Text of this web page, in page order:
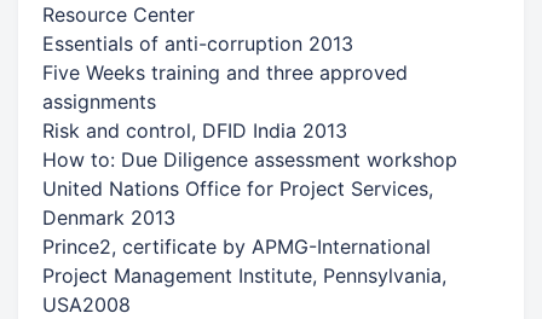
Resource Center
Essentials of anti-corruption 2013
Five Weeks training and three approved
assignments
Risk and control, DFID India 2013
How to: Due Diligence assessment workshop
United Nations Office for Project Services,
Denmark 2013
Prince2, certificate by APMG-International
Project Management Institute, Pennsylvania,
USA2008